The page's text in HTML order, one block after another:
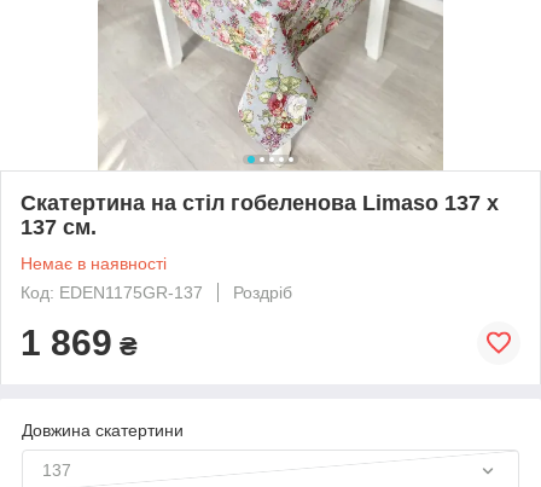
Скатертина на стіл гобеленова Limaso 137 х
137 см.
Немає в наявності
Код: EDEN1175GR-137
Роздріб
1 869 ₴
Довжина скатертини
137